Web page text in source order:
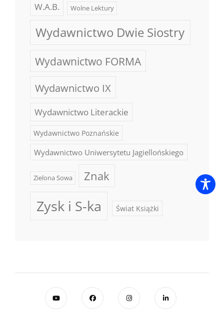
W.A.B. Wolne Lektury
Wydawnictwo Dwie Siostry
Wydawnictwo FORMA
Wydawnictwo IX
Wydawnictwo Literackie
Wydawnictwo Poznańskie
Wydawnictwo Uniwersytetu Jagiellońskiego
Zielona Sowa Znak
Zysk i S-ka Świat Książki